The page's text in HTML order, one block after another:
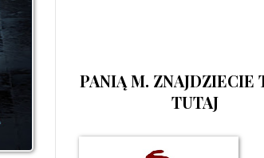
PANIĄ M. ZNAJDZIECIE
TUTAJ